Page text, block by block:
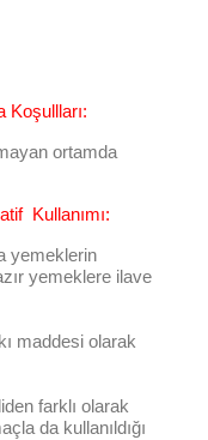
ortamda
Kullanımı:
yemeklerin
yemeklere ilave
maddesi olarak
farklı olarak
da kullanıldığı